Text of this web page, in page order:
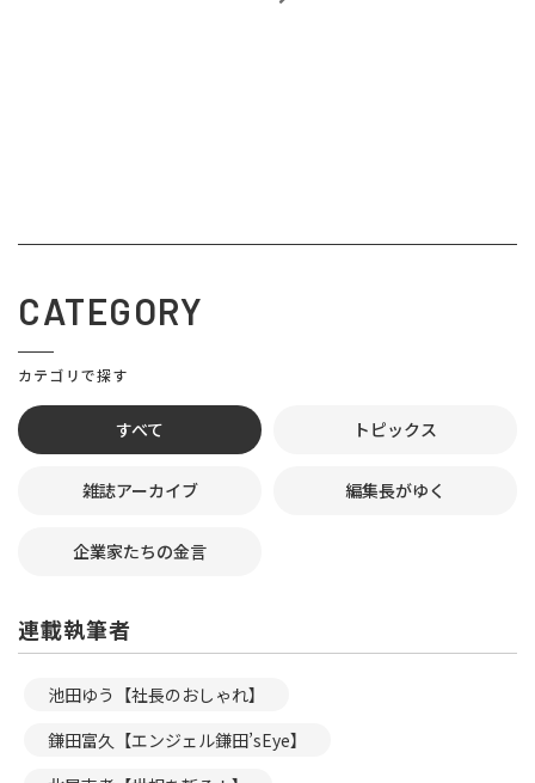
CATEGORY
カテゴリで探す
すべて トピックス
雑誌アーカイブ 編集長がゆく
企業家たちの金言
連載執筆者
池田ゆう【社長のおしゃれ】
鎌田富久【エンジェル鎌田’sEye】